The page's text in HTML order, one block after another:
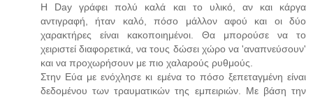
Η Day γράφει πολύ καλά και το υλικό, αν και κάργα
αντιγραφή, ήταν καλό, πόσο μάλλον αφού και οι δύο
χαρακτήρες είναι κακοποιημένοι. Θα μπορούσε να το
χειριστεί διαφορετικά, να τους δώσει χώρο να 'αναπνεύσουν'
και να προχωρήσουν με πιο χαλαρούς ρυθμούς.
Στην Εύα με ενόχλησε κι εμένα το πόσο ξεπεταγμένη είναι
δεδομένου των τραυματικών της εμπειριών. Με βάση την